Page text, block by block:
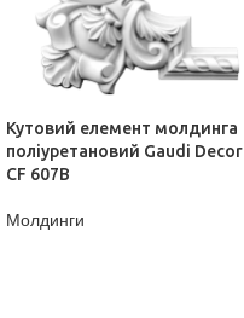
Кутовий елемент молдинга
поліуретановий Gaudi Decor
CF 607B
Молдинги